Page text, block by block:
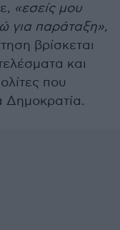
«εσείς μου
για παράταξη»,
βρίσκεται
και
που
Δημοκρατία.